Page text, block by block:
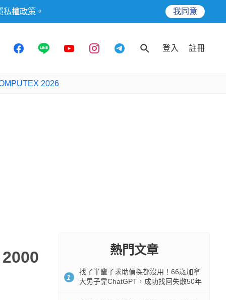
私權政策 。 我同意
登入 註冊
2026
熱門文章
1
找了半輩子求助偵探都沒用！66歲加拿
大男子靠ChatGPT，成功找回失散50年